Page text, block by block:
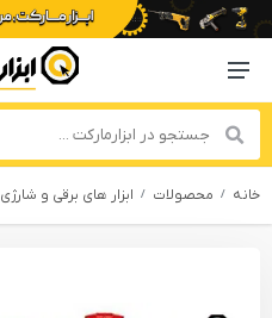
Menu Navigation
خانه محصولات ابزار های برقی و شارژی